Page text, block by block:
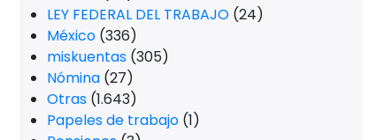
LEY FEDERAL DEL TRABAJO (24)
México (336)
miskuentas (305)
Nómina (27)
Otras (1.643)
Papeles de trabajo (1)